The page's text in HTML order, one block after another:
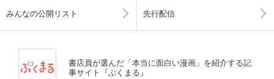
みんなの公開リスト 先行配信
書店員が選んだ「本当に面白い漫画」を紹介する記
事サイト『ぶくまる』